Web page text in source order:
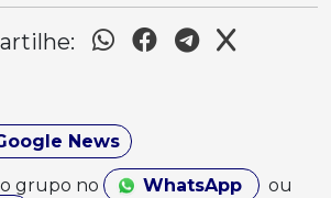
News
grupo no WhatsApp
ou